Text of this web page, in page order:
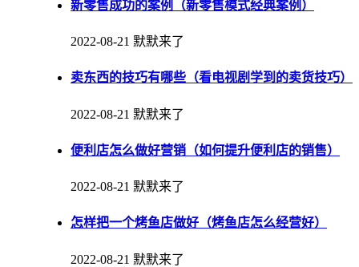
新零售成功的案例（新零售模式经典案例）
2022-08-21 默默来了
卖东西的技巧有哪些（看电视剧学到的卖货技巧）
2022-08-21 默默来了
便利店怎么做好营销（如何提升便利店的销售）
2022-08-21 默默来了
怎样把一个烤鱼店做好（烤鱼店怎么经营好）
2022-08-21 默默来了